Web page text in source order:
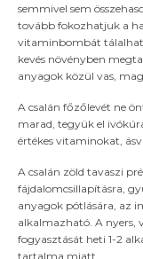
semmivel sem
tovább fokozhatjuk a
vitaminbombát
kevés növényben
anyagok közül vas,
A csalán főzőlevét ne
marad, tegyük el
értékes vitaminokat,
A csalán zöld tavaszi
fájdalomcsillapításra,
anyagok pótlására, az
alkalmazható. A nyers,
fogyasztását heti 1-2
tartalma miatt.